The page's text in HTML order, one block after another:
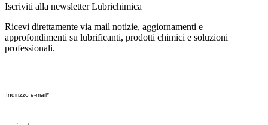
Iscriviti alla newsletter Lubrichimica
Ricevi direttamente via mail notizie, aggiornamenti e
approfondimenti su lubrificanti, prodotti chimici e soluzioni
professionali.